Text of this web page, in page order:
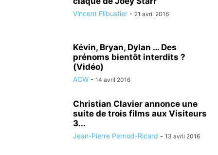
Vincent Flibustier - 21 avril 2016
Kévin, Bryan, Dylan … Des
prénoms bientôt interdits ?
(Vidéo)
ACW - 14 avril 2016
Christian Clavier annonce une
suite de trois films aux Visiteurs
3...
Jean-Pierre Pernod-Ricard - 13 avril 2016